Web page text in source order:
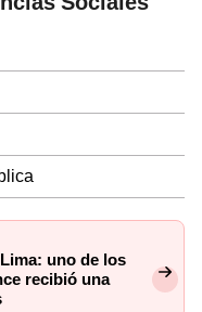
uno de los
recibió una